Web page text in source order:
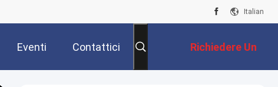
Italian
Eventi Contattici Richiedere Un